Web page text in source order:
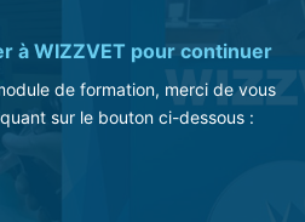
àWIZZVET pour continuer
de formation, merci de vous
sur le bouton ci-dessous :